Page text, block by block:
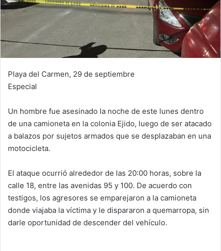
Playa del Carmen, 29 de septiembre
Especial
Un hombre fue asesinado la noche de este lunes dentro
de una camioneta en la colonia Ejido, luego de ser atacado
a balazos por sujetos armados que se desplazaban en una
motocicleta.
El ataque ocurrió alrededor de las 20:00 horas, sobre la
calle 18, entre las avenidas 95 y 100. De acuerdo con
testigos, los agresores se emparejaron a la camioneta
donde viajaba la víctima y le dispararon a quemarropa, sin
darle oportunidad de descender del vehículo.